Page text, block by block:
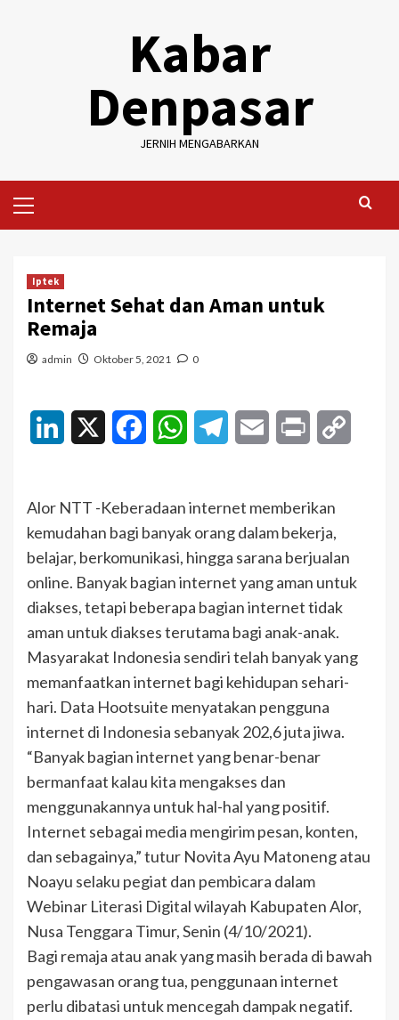
Kabar
Denpasar
JERNIH MENGABARKAN
Menu
Iptek
Internet Sehat dan Aman untuk
Remaja
admin Oktober 5, 2021 0
LinkedIn FacebookWhatsAppTelegramEmail Print
Alor NTT -Keberadaan internet memberikan
kemudahan bagi banyak orang dalam bekerja,
belajar, berkomunikasi, hingga sarana berjualan
online. Banyak bagian internet yang aman untuk
diakses, tetapi beberapa bagian internet tidak
aman untuk diakses terutama bagi anak-anak.
Masyarakat Indonesia sendiri telah banyak yang
memanfaatkan internet bagi kehidupan sehari-
hari. Data Hootsuite menyatakan pengguna
internet di Indonesia sebanyak 202,6 juta jiwa.
“Banyak bagian internet yang benar-benar
bermanfaat kalau kita mengakses dan
menggunakannya untuk hal-hal yang positif.
Internet sebagai media mengirim pesan, konten,
dan sebagainya,” tutur Novita Ayu Matoneng atau
Noayu selaku pegiat dan pembicara dalam
Webinar Literasi Digital wilayah Kabupaten Alor,
Nusa Tenggara Timur, Senin (4/10/2021).
Bagi remaja atau anak yang masih berada di bawah
pengawasan orang tua, penggunaan internet
perlu dibatasi untuk mencegah dampak negatif.